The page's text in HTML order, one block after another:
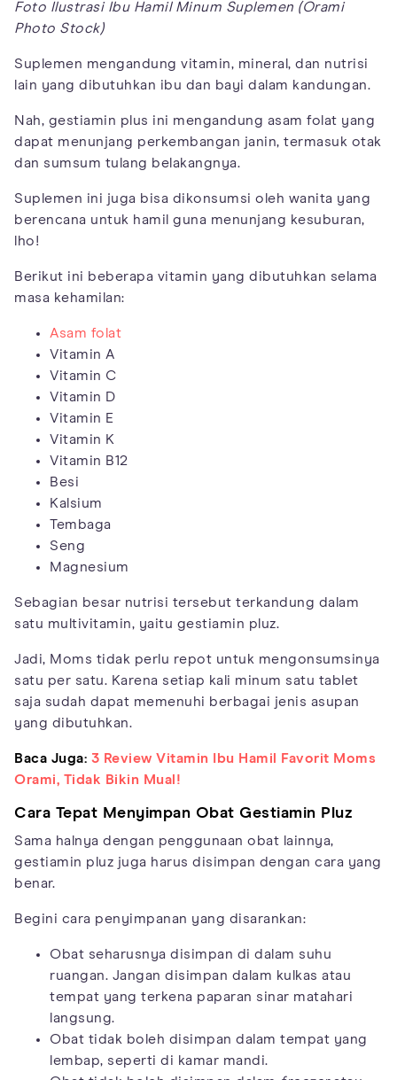
Foto Ilustrasi Ibu Hamil Minum Suplemen (Orami
Photo Stock)
Suplemen mengandung vitamin, mineral, dan nutrisi
lain yang dibutuhkan ibu dan bayi dalam kandungan.
Nah, gestiamin plus ini mengandung asam folat yang
dapat menunjang perkembangan janin, termasuk otak
dan sumsum tulang belakangnya.
Suplemen ini juga bisa dikonsumsi oleh wanita yang
berencana untuk hamil guna menunjang kesuburan,
lho!
Berikut ini beberapa vitamin yang dibutuhkan selama
masa kehamilan:
Asam folat
Vitamin A
Vitamin C
Vitamin D
Vitamin E
Vitamin K
Vitamin B12
Besi
Kalsium
Tembaga
Seng
Magnesium
Sebagian besar nutrisi tersebut terkandung dalam
satu multivitamin, yaitu gestiamin pluz.
Jadi, Moms tidak perlu repot untuk mengonsumsinya
satu per satu. Karena setiap kali minum satu tablet
saja sudah dapat memenuhi berbagai jenis asupan
yang dibutuhkan.
Baca Juga: 3 Review Vitamin Ibu Hamil Favorit Moms
Orami, Tidak Bikin Mual!
Cara Tepat Menyimpan Obat Gestiamin Pluz
Sama halnya dengan penggunaan obat lainnya,
gestiamin pluz juga harus disimpan dengan cara yang
benar.
Begini cara penyimpanan yang disarankan:
Obat seharusnya disimpan di dalam suhu
ruangan. Jangan disimpan dalam kulkas atau
tempat yang terkena paparan sinar matahari
langsung.
Obat tidak boleh disimpan dalam tempat yang
lembap, seperti di kamar mandi.